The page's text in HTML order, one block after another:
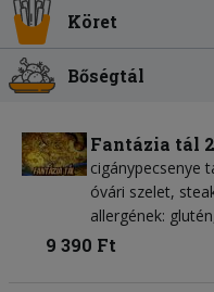
Köret
Bőségtál
Fantázia tál
cigánypecsenye
óvári szelet,
allergének:
9 390 Ft